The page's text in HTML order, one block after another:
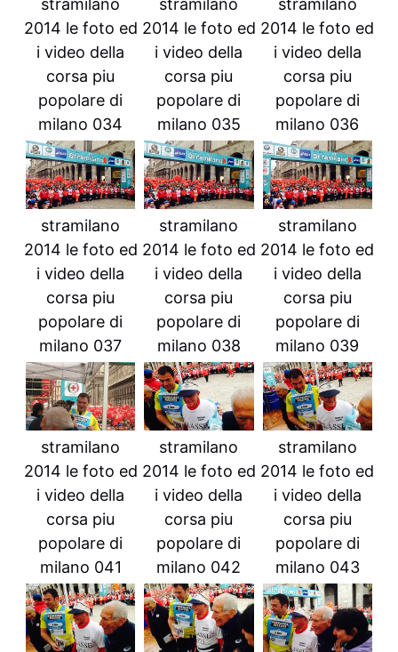
2014 le foto ed
i video della
corsa piu
popolare di
milano 034
2014 le foto ed
i video della
corsa piu
popolare di
milano 035
2014 le foto ed
i video della
corsa piu
popolare di
milano 036
stramilano
2014 le foto ed
i video della
corsa piu
popolare di
milano 037
stramilano
2014 le foto ed
i video della
corsa piu
popolare di
milano 038
stramilano
2014 le foto ed
i video della
corsa piu
popolare di
milano 039
stramilano
2014 le foto ed
i video della
corsa piu
popolare di
milano 041
stramilano
2014 le foto ed
i video della
corsa piu
popolare di
milano 042
stramilano
2014 le foto ed
i video della
corsa piu
popolare di
milano 043